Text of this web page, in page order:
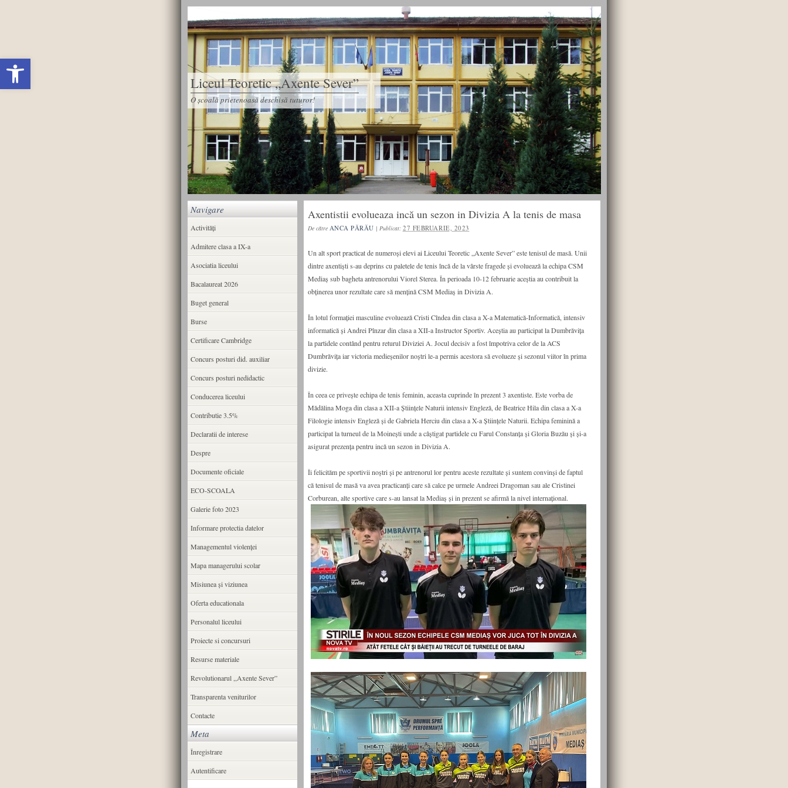
Deschide bara de unelte
Liceul Teoretic „Axente Sever”
O școală prietenoasă deschisă tuturor!
Axentistii evolueaza incă un sezon in Divizia A la tenis de masa
De către ANCA PĂRĂU | Publicat: 27 FEBRUARIE, 2023
Un alt sport practicat de numeroși elevi ai Liceului Teoretic „Axente Sever” este tenisul de masă. Unii
dintre axentiști s-au deprins cu paletele de tenis încă de la vârste fragede și evoluează la echipa CSM
Mediaș sub bagheta antrenorului Viorel Sterea. În perioada 10-12 februarie aceștia au contribuit la
obținerea unor rezultate care să mențină CSM Mediaș in Divizia A.
În lotul formației masculine evoluează Cristi Cîndea din clasa a X-a Matematică-Informatică, intensiv
informatică și Andrei Pînzar din clasa a XII-a Instructor Sportiv. Aceștia au participat la Dumbrăvița
la partidele contând pentru returul Diviziei A. Jocul decisiv a fost împotriva celor de la ACS
Dumbrăvița iar victoria medieșenilor noștri le-a permis acestora să evolueze și sezonul viitor în prima
divizie.
În ceea ce privește echipa de tenis feminin, aceasta cuprinde în prezent 3 axentiste. Este vorba de
Mădălina Moga din clasa a XII-a Științele Naturii intensiv Engleză, de Beatrice Hila din clasa a X-a
Filologie intensiv Engleză și de Gabriela Herciu din clasa a X-a Științele Naturii. Echipa feminină a
participat la turneul de la Moinești unde a câștigat partidele cu Farul Constanța și Gloria Buzău și și-a
asigurat prezența pentru incă un sezon in Divizia A.
Îi felicităm pe sportivii noștri și pe antrenorul lor pentru aceste rezultate și suntem convinși de faptul
că tenisul de masă va avea practicanți care să calce pe urmele Andreei Dragoman sau ale Cristinei
Corburean, alte sportive care s-au lansat la Mediaș și in prezent se afirmă la nivel internațional.
Navigare
Activități
Admitere clasa a IX-a
Asociatia liceului
Bacalaureat 2026
Buget general
Burse
Certificare Cambridge
Concurs posturi did. auxiliar
Concurs posturi nedidactic
Conducerea liceului
Contributie 3.5%
Declaratii de interese
Despre
Documente oficiale
ECO-SCOALA
Galerie foto 2023
Informare protectia datelor
Managementul violenței
Mapa managerului scolar
Misiunea şi viziunea
Oferta educationala
Personalul liceului
Proiecte si concursuri
Resurse materiale
Revolutionarul ,,Axente Sever”
Transparenta veniturilor
Contacte
Meta
Înregistrare
Autentificare